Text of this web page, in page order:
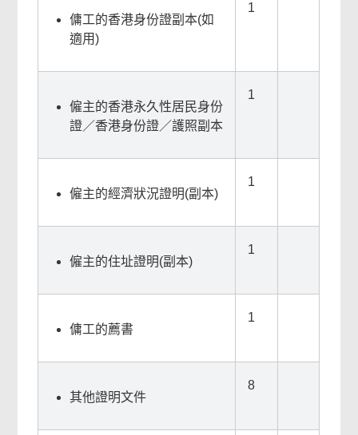
傭工的香港身份證副本(如
適用)
1
僱主的香港永久性居民身份
證／香港身份證／護照副本
1
僱主的經濟狀況證明(副本)
1
僱主的住址證明(副本)
1
傭工的薦書
1
其他證明文件
8